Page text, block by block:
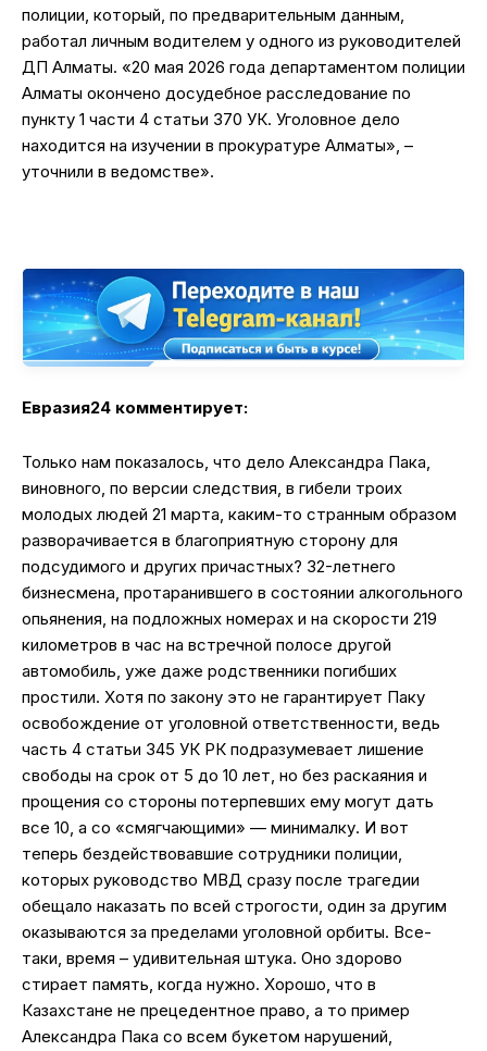
полиции, который, по предварительным данным,
работал личным водителем у одного из руководителей
ДП Алматы. «20 мая 2026 года департаментом полиции
Алматы окончено досудебное расследование по
пункту 1 части 4 статьи 370 УК. Уголовное дело
находится на изучении в прокуратуре Алматы», –
уточнили в ведомстве».
Евразия24 комментирует:
Только нам показалось, что дело Александра Пака,
виновного, по версии следствия, в гибели троих
молодых людей 21 марта, каким-то странным образом
разворачивается в благоприятную сторону для
подсудимого и других причастных? 32-летнего
бизнесмена, протаранившего в состоянии алкогольного
опьянения, на подложных номерах и на скорости 219
километров в час на встречной полосе другой
автомобиль, уже даже родственники погибших
простили. Хотя по закону это не гарантирует Паку
освобождение от уголовной ответственности, ведь
часть 4 статьи 345 УК РК подразумевает лишение
свободы на срок от 5 до 10 лет, но без раскаяния и
прощения со стороны потерпевших ему могут дать
все 10, а со «смягчающими» — минималку. И вот
теперь бездействовавшие сотрудники полиции,
которых руководство МВД сразу после трагедии
обещало наказать по всей строгости, один за другим
оказываются за пределами уголовной орбиты. Все-
таки, время – удивительная штука. Оно здорово
стирает память, когда нужно. Хорошо, что в
Казахстане не прецедентное право, а то пример
Александра Пака со всем букетом нарушений,